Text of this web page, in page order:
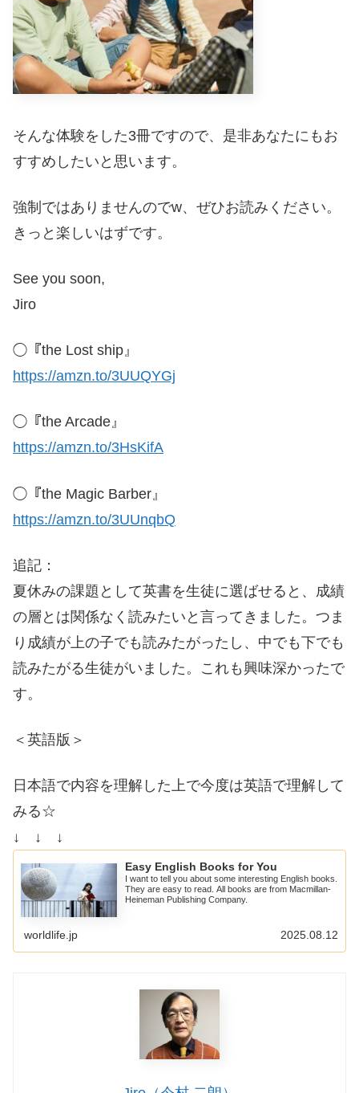
そんな体験をした3冊ですので、是非あなたにもお
すすめしたいと思います。
強制ではありませんのでw、ぜひお読みください。
きっと楽しいはずです。
See you soon,
Jiro
◯『the Lost ship』
https://amzn.to/3UUQYGj
◯『the Arcade』
https://amzn.to/3HsKifA
◯『the Magic Barber』
https://amzn.to/3UUnqbQ
追記：
夏休みの課題として英書を生徒に選ばせると、成績
の層とは関係なく読みたいと言ってきました。つま
り成績が上の子でも読みたがったし、中でも下でも
読みたがる生徒がいました。これも興味深かったで
す。
＜英語版＞
日本語で内容を理解した上で今度は英語で理解して
みる☆
↓ ↓ ↓
Easy English Books for You
I want to tell you about some interesting English books.
They are easy to read. All books are from Macmillan-
Heineman Publishing Company.
worldlife.jp 2025.08.12